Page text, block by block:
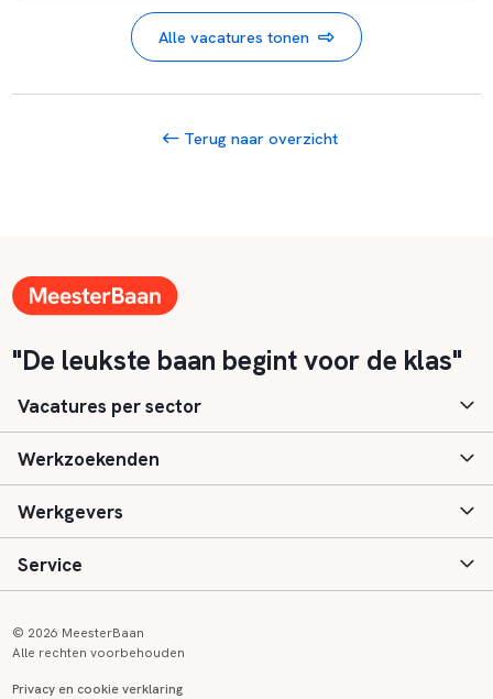
Alle vacatures tonen
Terug naar overzicht
"De leukste baan begint voor de klas"
Vacatures per sector
Basisonderwijs
Speciaal (basis) onderwijs
Voortgezet onderwijs
Werkzoekenden
Aanmelden
Vacatures
Werkgevers
Inloggen
Service
© 2026 MeesterBaan
Alle rechten voorbehouden
Privacy en cookie verklaring